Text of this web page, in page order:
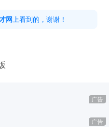
时请说是在安庆诚聘人
网 上看到的，谢谢！
广告
广告